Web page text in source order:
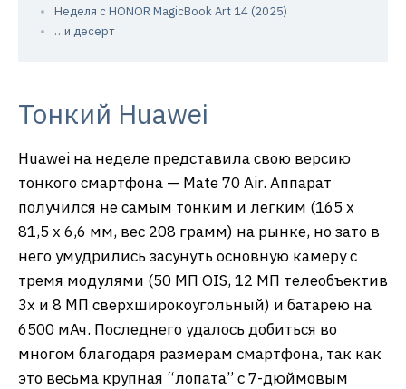
Неделя с HONOR MagicBook Art 14 (2025)
…и десерт
Тонкий Huawei
Huawei на неделе представила свою версию
тонкого смартфона — Mate 70 Air. Аппарат
получился не самым тонким и легким (165 x
81,5 x 6,6 мм, вес 208 грамм) на рынке, но зато в
него умудрились засунуть основную камеру с
тремя модулями (50 МП OIS, 12 МП телеобъектив
3x и 8 МП сверхширокоугольный) и батарею на
6500 мАч. Последнего удалось добиться во
многом благодаря размерам смартфона, так как
это весьма крупная “лопата” с 7-дюймовым